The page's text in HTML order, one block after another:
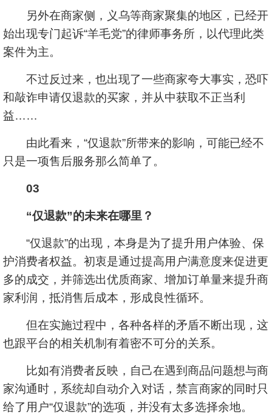
另外在商家侧，义乌等商家聚集的地区，已经开
始出现专门起诉“羊毛党”的律师事务所，以代理此类
案件为主。
不过反过来，也出现了一些商家夸大事实，恐吓
和敲诈申请仅退款的买家，并从中获取不正当利
益……
由此看来，“仅退款”所带来的影响，可能已经不
只是一项售后服务那么简单了。
03
“仅退款”的未来在哪里？
“仅退款”的出现，本身是为了提升用户体验、保
护消费者权益。初衷是通过提高用户满意度来促进更
多的成交，并筛选出优质商家、增加订单量来提升商
家利润，抵消售后成本，形成良性循环。
但在实施过程中，各种各样的矛盾不断出现，这
也跟平台的相关机制有着密不可分的关系。
比如有消费者反映，自己在遇到商品问题想与商
家沟通时，系统却自动介入对话，禁言商家的同时只
给了用户“仅退款”的选项，并没有太多选择余地。